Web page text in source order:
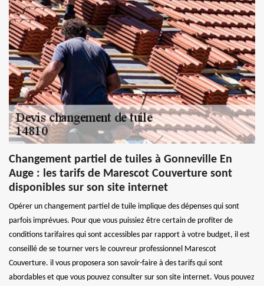
Changement partiel de tuiles à Gonneville En
Auge : les tarifs de Marescot Couverture sont
disponibles sur son site internet
Opérer un changement partiel de tuile implique des dépenses qui sont
parfois imprévues. Pour que vous puissiez être certain de profiter de
conditions tarifaires qui sont accessibles par rapport à votre budget, il est
conseillé de se tourner vers le couvreur professionnel Marescot
Couverture. il vous proposera son savoir-faire à des tarifs qui sont
abordables et que vous pouvez consulter sur son site internet. Vous pouvez